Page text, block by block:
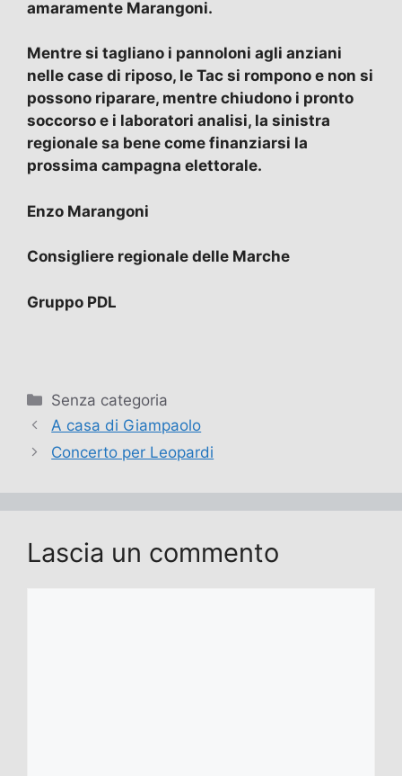
amaramente Marangoni.
Mentre si tagliano i pannoloni agli anziani
nelle case di riposo, le Tac si rompono e non si
possono riparare, mentre chiudono i pronto
soccorso e i laboratori analisi, la sinistra
regionale sa bene come finanziarsi la
prossima campagna elettorale.
Enzo Marangoni
Consigliere regionale delle Marche
Gruppo PDL
Categorie
Senza categoria
A casa di Giampaolo
Concerto per Leopardi
Lascia un commento